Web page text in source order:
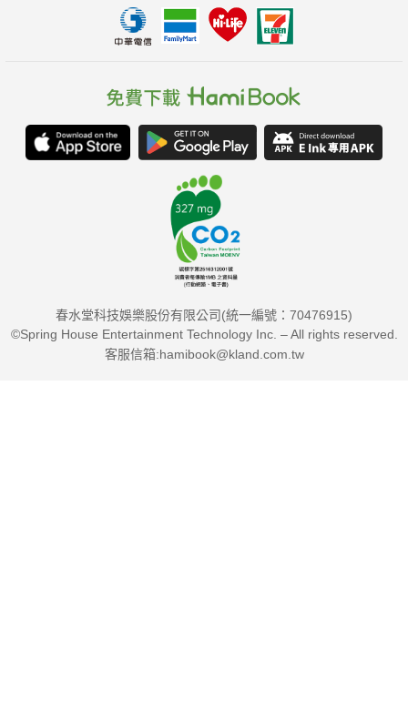
老牌電信服務業如何透過數位升級打造智慧島嶼？
勢！
工業技術研究院暨資訊工業策進會董事長 李世光
春水堂科技娛樂股份有限公司(統一編號：70476915)
©Spring House Entertainment Technology Inc. – All rights reserved.
客服信箱:hamibook@kland.com.tw